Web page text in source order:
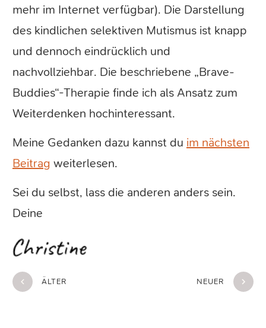
mehr im Internet verfügbar). Die Darstellung
des kindlichen selektiven Mutismus ist knapp
und dennoch eindrücklich und
nachvollziehbar. Die beschriebene „Brave-
Buddies“-Therapie finde ich als Ansatz zum
Weiterdenken hochinteressant.
Meine Gedanken dazu kannst du im nächsten
Beitrag weiterlesen.
Sei du selbst, lass die anderen anders sein.
Deine
ÄLTER NEUER